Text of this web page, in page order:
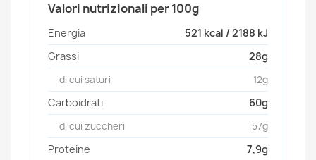
Valori nutrizionali per 100g
Energia
521 kcal / 2188 kJ
Grassi
28g
di cui saturi 12g
Carboidrati 60g
di cui zuccheri 57g
Proteine
7,9g